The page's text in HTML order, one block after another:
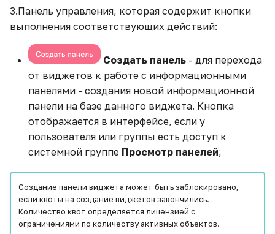
линию
(аналогичный период
Кнопка-переключатель
для виджета
Кнопка-переключатель
для выбора периода
Когортный анализ
Линейный график с
Тепловая карта
Плиточная карта
Облако тегов
Тренд
Датчик
HTML
3.Панель управления, которая содержит кнопки
выполнения соответствующих действий:
Создать панель - для перехода
от виджетов к работе с информационными
панелями - создания новой информационной
панели на базе данного виджета. Кнопка
отображается в интерфейсе, если у
пользователя или группы есть доступ к
системной группе Просмотр панелей;
Создание панели виджета может быть заблокировано,
если квоты на создание виджетов закончились.
Количество квот определяется лицензией с
ограничениями по количеству активных объектов.